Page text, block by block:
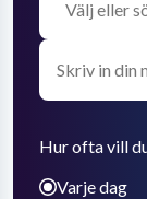
Hur ofta vill
Varje dag